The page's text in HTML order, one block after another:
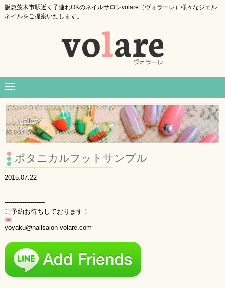
阪急茨木市駅近く子連れOKのネイルサロンvolare（ヴォラーレ）様々なジェル
ネイルをご提案いたします。
ボタニカルフットサンプル
2015.07.22
--------------------
ご予約お待ちしております！
yoyaku@nailsalon-volare.com